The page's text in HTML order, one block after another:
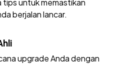
untuk memastikan
berjalan lancar.
upgrade Anda dengan